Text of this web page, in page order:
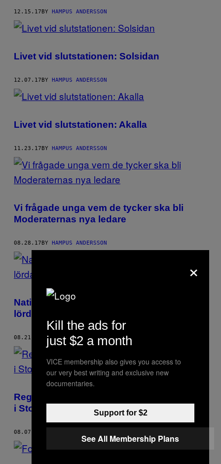
12.15.17BY HAMPUS ANDERSSON
Livet vid slutstationen: Solsidan
12.07.17BY HAMPUS ANDERSSON
Livet vid slutstationen: Akalla
11.23.17BY HAMPUS ANDERSSON
Vi frågade unga vem de tycker ska bli
Moderaternas nya ledare
08.28.17BY HAMPUS ANDERSSON
Nationalister i Stockholm spenderade
lördagen med att skrika på flyktingar
08.21.17 BY HAMPUS ANDERSSON
Regnbågsfärgade bilder från Prideparaden
i Stockholm
08.07.17
×
Kill the ads for
just $2 a month
VICE membership also gives you access to
our very best writing and exclusive new
documentaries.
Support for $2
See All Membership Plans